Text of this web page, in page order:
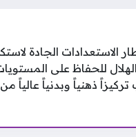
الاستعدادات الجادة
للحفاظ على
ذهنياً وبدنياً عالياً من